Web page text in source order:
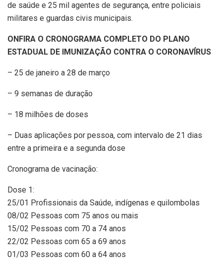
de saúde e 25 mil agentes de segurança, entre policiais
militares e guardas civis municipais.
ONFIRA O CRONOGRAMA COMPLETO DO PLANO
ESTADUAL DE IMUNIZAÇÃO CONTRA O CORONAVÍRUS
– 25 de janeiro a 28 de março
– 9 semanas de duração
– 18 milhões de doses
– Duas aplicações por pessoa, com intervalo de 21 dias
entre a primeira e a segunda dose
Cronograma de vacinação:
Dose 1:
25/01 Profissionais da Saúde, indígenas e quilombolas
08/02 Pessoas com 75 anos ou mais
15/02 Pessoas com 70 a 74 anos
22/02 Pessoas com 65 a 69 anos
01/03 Pessoas com 60 a 64 anos